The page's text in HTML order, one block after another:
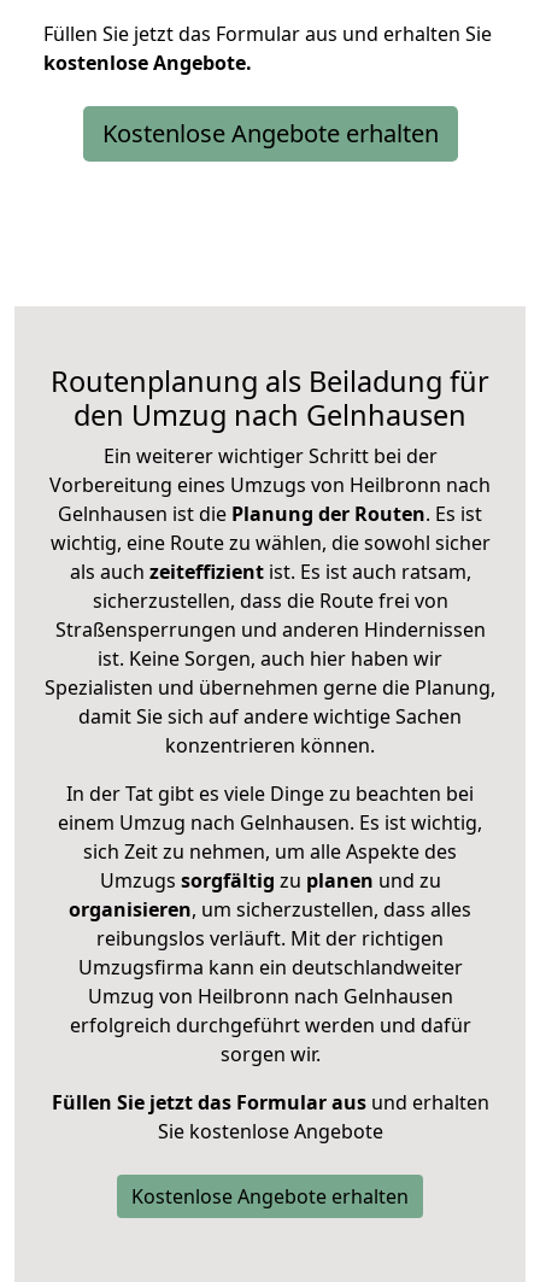
Füllen Sie jetzt das Formular aus und erhalten Sie
kostenloseAngebote.
Kostenlose Angebote erhalten
Routenplanung als Beiladung für
den Umzug nach Gelnhausen
Ein weiterer wichtiger Schritt bei der
Vorbereitung eines Umzugs von Heilbronn nach
Gelnhausen ist die Planung der Routen. Es ist
wichtig, eine Route zu wählen, die sowohl sicher
als auch zeiteffizientist. Es ist auch ratsam,
sicherzustellen, dass die Route frei von
Straßensperrungen und anderen Hindernissen
ist. Keine Sorgen, auch hier haben wir
Spezialisten und übernehmen gerne die Planung,
damit Sie sich auf andere wichtige Sachen
konzentrieren können.
In der Tat gibt es viele Dinge zu beachten bei
einem Umzug nach Gelnhausen. Es ist wichtig,
sich Zeit zu nehmen, um alle Aspekte des
Umzugs sorgfältig zu planen und zu
organisieren, um sicherzustellen, dass alles
reibungslos verläuft. Mit der richtigen
Umzugsfirma kann ein deutschlandweiter
Umzug von Heilbronn nach Gelnhausen
erfolgreich durchgeführt werden und dafür
sorgen wir.
Füllen Sie jetzt das Formular ausund erhalten
Sie kostenlose Angebote
Kostenlose Angebote erhalten